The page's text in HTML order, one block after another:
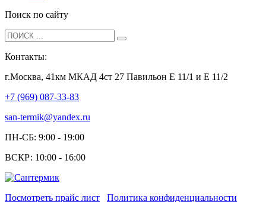
Поиск по сайту
Контакты:
г.Москва, 41км МКАД 4ст 27 Павильон Е 11/1 и Е 11/2
+7 (969) 087-33-83
san-termik@yandex.ru
ПН-СБ: 9:00 - 19:00
ВСКР: 10:00 - 16:00
Посмотреть прайс лист Политика конфиденциальности